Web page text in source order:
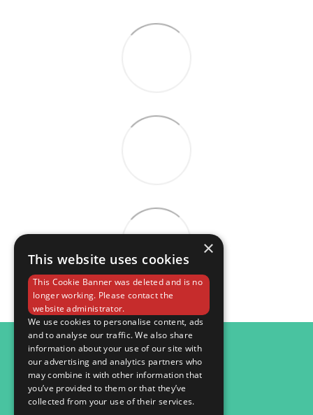
098 984 15 82
Контактна інформація
Повна версія сайту
×
This website uses cookies
This Cookie Banner was deleted and is no
longer working. Please contact the
website administrator.
We use cookies to personalise content, ads
and to analyse our traffic. We also share
information about your use of our site with
our advertising and analytics partners who
may combine it with other information that
you’ve provided to them or that they’ve
collected from your use of their services.